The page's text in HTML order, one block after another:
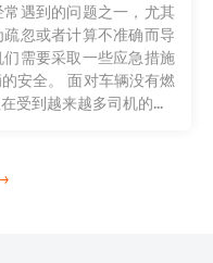
遇到的问题之一，尤其
忽或者计算不准确而导
需要采取一些应急措施
安全。 面对车辆没有燃
受到越来越多司机的...